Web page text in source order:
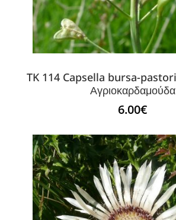
TK 114 Capsella bursa-
Αγριοκαρδαμούδα
6.00€